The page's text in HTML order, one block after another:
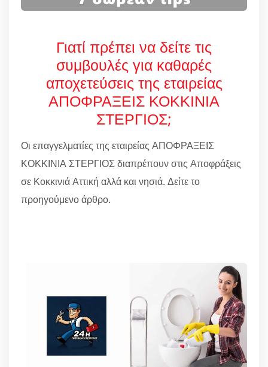
Γιατί πρέπει να δείτε τις
συμβουλές για καθαρές
αποχετεύσεις της εταιρείας
ΑΠΟΦΡΑΞΕΙΣ ΚΟΚΚΙΝΙΑ
ΣΤΕΡΓΙΟΣ;
Οι επαγγελματίες της εταιρείας ΑΠΟΦΡΑΞΕΙΣ
ΚΟΚΚΙΝΙΑ ΣΤΕΡΓΙΟΣ διαπρέπουν στις Αποφράξεις
σε Κοκκινιά Αττική αλλά και νησιά. Δείτε το
προηγούμενο άρθρο.